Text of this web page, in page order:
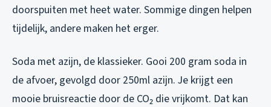
doorspuiten met heet water. Sommige dingen helpen
tijdelijk, andere maken het erger.
Soda met azijn, de klassieker. Gooi 200 gram soda in
de afvoer, gevolgd door 250ml azijn. Je krijgt een
mooie bruisreactie door de CO₂ die vrijkomt. Dat kan